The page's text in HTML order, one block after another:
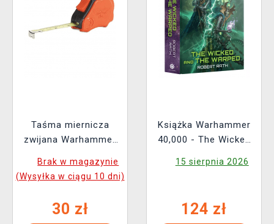
Taśma miernicza
zwijana Warhammer
Brak w magazynie
(Wysyłka w ciągu 10 dni)
30 zł
Książka Warhammer
40,000 - The Wicked
15 sierpnia 2026
124 zł